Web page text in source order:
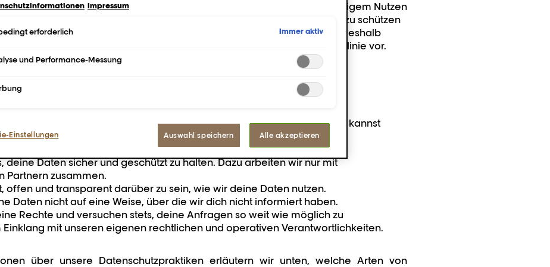
unseren Verbrauchern aufzubauen, die auf Vertrauen und gegenseitigem Nutzen
bedeutet, deine Privatsphäre und deine Entscheidungen zu schützen
Achtung deiner Privatsphäre ist für uns von wesentlicher Bedeutung. Deshalb
Datenschutzversprechen" und unsere vollständige Datenschutzrichtlinie vor.
Privatsphäre und deine Entscheidungen.
Datenschutz und Sicherheit in allem, was wir tun, verankert sind.
Marketingkommunikation, es sei denn, du hast uns darum gebeten.
Du kannst
ändern.
deine Daten niemals an.
deine Daten sicher und geschützt zu halten. Dazu arbeiten wir nur mit
Partnern zusammen.
offen und transparent darüber zu sein, wie wir deine Daten nutzen.
Daten nicht auf eine Weise, über die wir dich nicht informiert haben.
Rechte und versuchen stets, deine Anfragen so weit wie möglich zu
mit unseren eigenen rechtlichen und operativen Verantwortlichkeiten.
über unsere Datenschutzpraktiken erläutern wir unten, welche Arten von
Impressum
erforderlich Immer aktiv
und Performance-Messung
Einstellungen Auswahl speichern Alle akzeptieren